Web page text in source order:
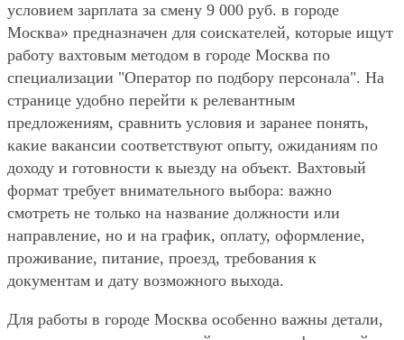
условием зарплата за смену 9 000 руб. в городе
Москва» предназначен для соискателей, которые ищут
работу вахтовым методом в городе Москва по
специализации "Оператор по подбору персонала". На
странице удобно перейти к релевантным
предложениям, сравнить условия и заранее понять,
какие вакансии соответствуют опыту, ожиданиям по
доходу и готовности к выезду на объект. Вахтовый
формат требует внимательного выбора: важно
смотреть не только на название должности или
направление, но и на график, оплату, оформление,
проживание, питание, проезд, требования к
документам и дату возможного выхода.
Для работы в городе Москва особенно важны детали,